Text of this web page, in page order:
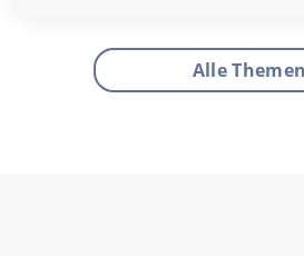
Alle Themen